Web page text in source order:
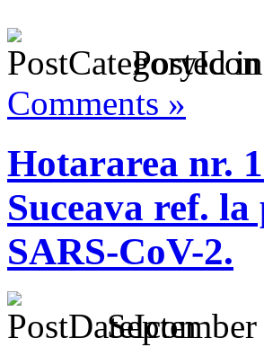
Posted in
Comments »
Hotararea nr.
Suceava ref.
SARS-CoV-2.